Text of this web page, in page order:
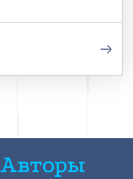
Авторы